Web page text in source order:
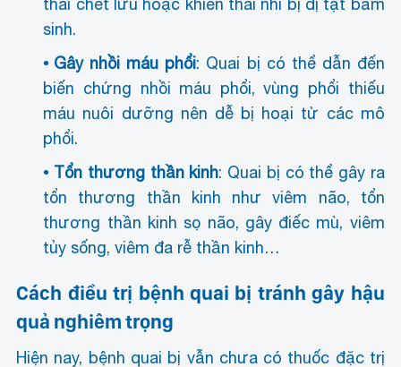
thai chết lưu hoặc khiến thai nhi bị dị tật bẩm
sinh.
Gây nhồi máu phổi: Quai bị có thể dẫn đến
biến chứng nhồi máu phổi, vùng phổi thiếu
máu nuôi dưỡng nên dễ bị hoại tử các mô
phổi.
Tổn thương thần kinh: Quai bị có thể gây ra
tổn thương thần kinh như viêm não, tổn
thương thần kinh sọ não, gây điếc mù, viêm
tủy sống, viêm đa rễ thần kinh…
Cách điều trị bệnh quai bị tránh gây hậu
quả nghiêm trọng
Hiện nay, bệnh quai bị vẫn chưa có thuốc đặc trị